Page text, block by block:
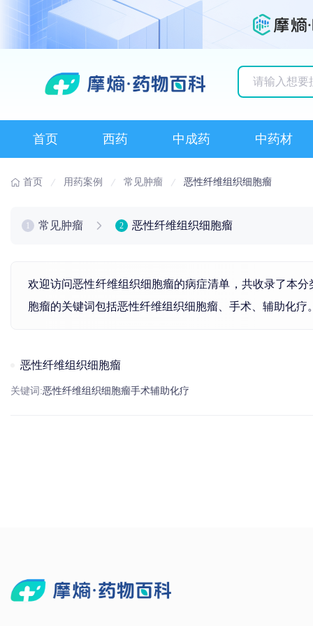
首页 西药 中成药 中药材
首页 用药案例 常见肿瘤 恶性纤维组织细胞瘤
常见肿瘤 2 恶性纤维组织细胞瘤
欢迎访问恶性纤维组织细胞瘤的病症清单，共收录了本
胞瘤的关键词包括恶性纤维组织细胞瘤 、手术、辅助化
恶性纤维组织细胞瘤
关键词:恶性纤维组织细胞瘤手术辅助化疗